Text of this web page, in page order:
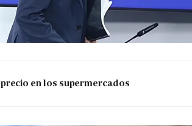
en los supermercados